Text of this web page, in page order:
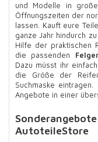
und Modelle in
Öffnungszeiten der
lassen. Kauft eure
ganze Jahr hindurch
Hilfe der praktischen
die passenden
Dazu müsst ihr
die Größe der
Suchmaske
Angebote in einer
AutoteileStore